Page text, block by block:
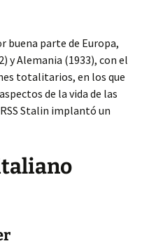
parte de Europa,
y Alemania (1933), con el
totalitarios, en los que
de la vida de las
Stalin implantó un